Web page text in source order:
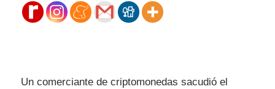
Un comerciante de criptomonedas sacudió el